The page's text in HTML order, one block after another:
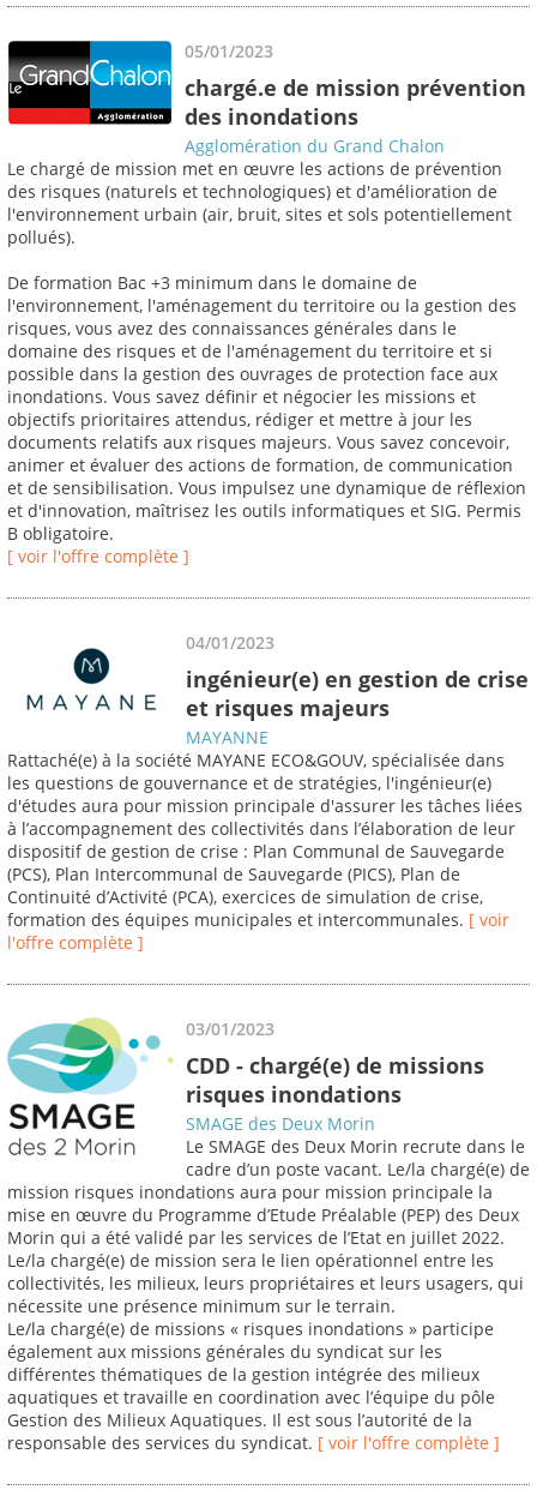
05/01/2023
chargé.e de mission prévention
des inondations
Agglomération du Grand Chalon
Le chargé de mission met en œuvre les actions de prévention
des risques (naturels et technologiques) et d'amélioration de
l'environnement urbain (air, bruit, sites et sols potentiellement
pollués).
De formation Bac +3 minimum dans le domaine de
l'environnement, l'aménagement du territoire ou la gestion des
risques, vous avez des connaissances générales dans le
domaine des risques et de l'aménagement du territoire et si
possible dans la gestion des ouvrages de protection face aux
inondations. Vous savez définir et négocier les missions et
objectifs prioritaires attendus, rédiger et mettre à jour les
documents relatifs aux risques majeurs. Vous savez concevoir,
animer et évaluer des actions de formation, de communication
et de sensibilisation. Vous impulsez une dynamique de réflexion
et d'innovation, maîtrisez les outils informatiques et SIG. Permis
B obligatoire.
[ voir l'offre complète ]
04/01/2023
ingénieur(e) en gestion de crise
et risques majeurs
MAYANNE
Rattaché(e) à la société MAYANE ECO&GOUV, spécialisée dans
les questions de gouvernance et de stratégies, l'ingénieur(e)
d'études aura pour mission principale d'assurer les tâches liées
à l’accompagnement des collectivités dans l’élaboration de leur
dispositif de gestion de crise : Plan Communal de Sauvegarde
(PCS), Plan Intercommunal de Sauvegarde (PICS), Plan de
Continuité d’Activité (PCA), exercices de simulation de crise,
formation des équipes municipales et intercommunales. [ voir
l'offre complète ]
03/01/2023
CDD - chargé(e) de missions
risques inondations
SMAGE des Deux Morin
Le SMAGE des Deux Morin recrute dans le
cadre d’un poste vacant. Le/la chargé(e) de
mission risques inondations aura pour mission principale la
mise en œuvre du Programme d’Etude Préalable (PEP) des Deux
Morin qui a été validé par les services de l’Etat en juillet 2022.
Le/la chargé(e) de mission sera le lien opérationnel entre les
collectivités, les milieux, leurs propriétaires et leurs usagers, qui
nécessite une présence minimum sur le terrain.
Le/la chargé(e) de missions « risques inondations » participe
également aux missions générales du syndicat sur les
différentes thématiques de la gestion intégrée des milieux
aquatiques et travaille en coordination avec l’équipe du pôle
Gestion des Milieux Aquatiques. Il est sous l’autorité de la
responsable des services du syndicat. [ voir l'offre complète ]